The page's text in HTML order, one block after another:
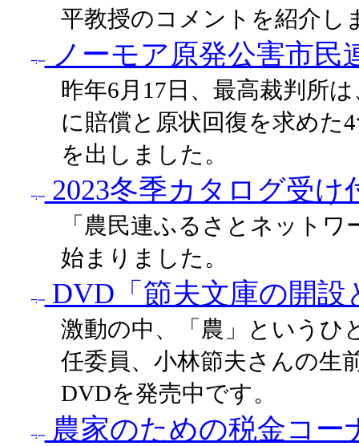
平教授のコメントを紹介し
ノーモア原発公害市民
昨年6月17日、最高裁判所
に賠償と原状回復を求めた
を出しました。
2023冬季カタログ受け
「農民連ふるさとネット
始まりました。
DVD「節夫文庫の開設
激動の中、「農」というひ
任委員、小林節夫さんの生
DVDを発売中です。
農家のための税金コー